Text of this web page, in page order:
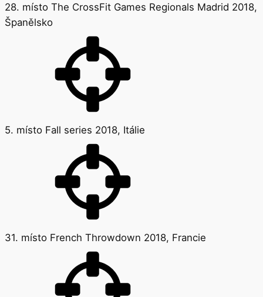
28. místo The CrossFit Games Regionals Madrid 2018,
Španělsko
5. místo Fall series 2018, Itálie
31. místo French Throwdown 2018, Francie